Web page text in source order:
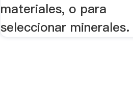
materiales, o para
seleccionar minerales.